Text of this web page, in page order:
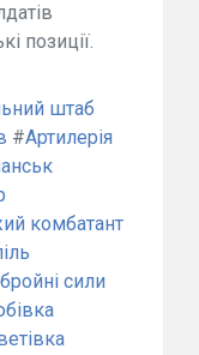
позиції.
штаб
#Артилерія
комбатант
сили